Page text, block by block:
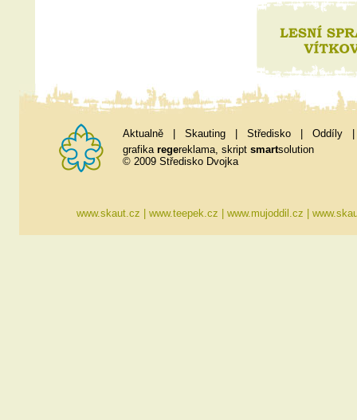
Aktualně Skauting Středisko Oddíly
grafika regereklama, skript smartsolution
© 2009 Středisko Dvojka
www.skaut.cz www.teepek.cz www.mujoddil.cz